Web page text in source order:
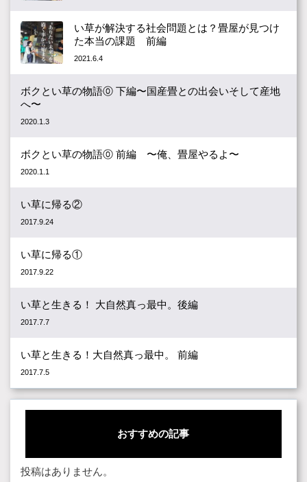
い草が解決する社会問題とは？畳屋が見つけ
た本当の課題 前編
2021.6.4
ボクとい草の物語⓪ 下編〜国産畳との出会いそして産地
へ〜
2020.1.3
ボクとい草の物語⓪ 前編 〜俺、畳屋やるよ〜
2020.1.1
い草に帰る②
2017.9.24
い草に帰る①
2017.9.22
い草と生きる！ 大自然真っ最中。後編
2017.7.7
い草と生きる！大自然真っ最中。 前編
2017.7.5
おすすめの記事
投稿はありません。